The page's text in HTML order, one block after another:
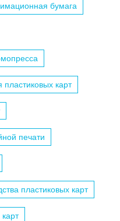
бумага
карт
печати
пластиковых карт